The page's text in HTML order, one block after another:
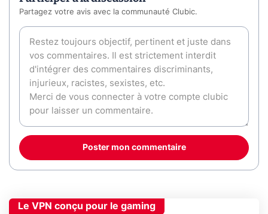
Partagez votre avis avec la communauté Clubic.
Poster mon commentaire
Le VPN conçu pour le gaming